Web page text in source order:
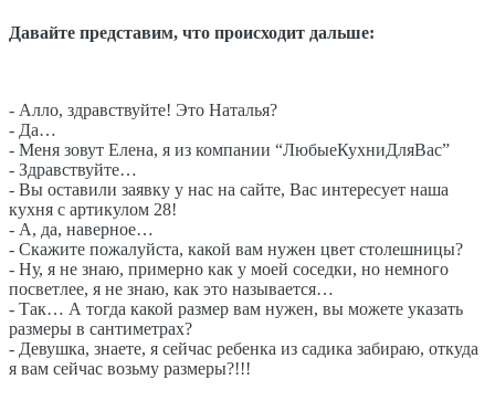
Давайте представим, что происходит дальше:
- Алло, здравствуйте! Это Наталья?
- Да…
- Меня зовут Елена, я из компании “ЛюбыеКухниДляВас”
- Здравствуйте…
- Вы оставили заявку у нас на сайте, Вас интересует наша
кухня с артикулом 28!
- А, да, наверное…
- Скажите пожалуйста, какой вам нужен цвет столешницы?
- Ну, я не знаю, примерно как у моей соседки, но немного
посветлее, я не знаю, как это называется…
- Так… А тогда какой размер вам нужен, вы можете указать
размеры в сантиметрах?
- Девушка, знаете, я сейчас ребенка из садика забираю, откуда
я вам сейчас возьму размеры?!!!